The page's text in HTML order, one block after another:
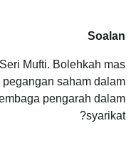
Soalan
Mufti. Bolehkah mas
saham dalam
pengarah dalam
syarikat?